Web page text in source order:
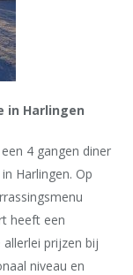
in Harlingen
4 gangen diner
Harlingen. Op
heeft een
prijzen bij
niveau en